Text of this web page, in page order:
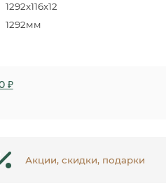
1292x116x12
1292мм
₽
Акции, скидки, подарки